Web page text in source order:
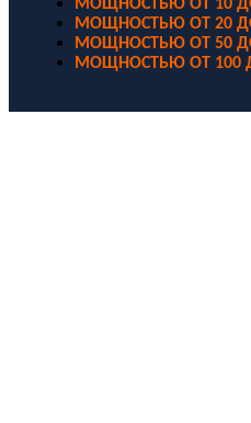
МОЩНОСТЬЮ ОТ 10
МОЩНОСТЬЮ ОТ 20
МОЩНОСТЬЮ ОТ 50
МОЩНОСТЬЮ ОТ 100